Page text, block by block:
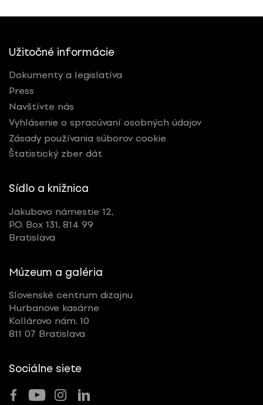
Užitočné informácie
Dokumenty a legislatíva
Press
Navštívte nás
Vyhlásenie o spracúvaní osobných údajov
Zásady používania súborov cookie
Štatistický zber dát
Sídlo a knižnica
Jakubovo námestie 12,
P.O. Box 131, 814 99
Bratislava
Múzeum a galéria
Slovenské centrum dizajnu
Hurbanove kasárne
Kollárovo nám. 10
811 07 Bratislava
Sociálne siete